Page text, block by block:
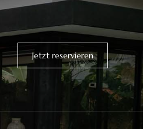
Jetzt reservieren